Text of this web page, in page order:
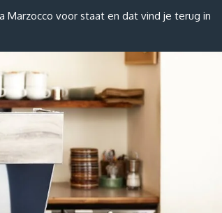
Marzocco voor staat en dat vind je terug in